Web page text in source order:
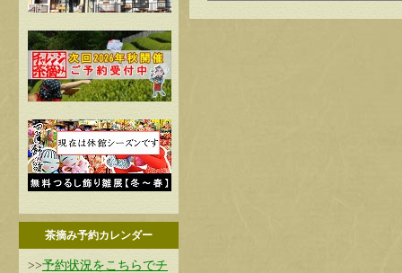
茶摘み予約カレンダー
>>予約状況をこちらでチ